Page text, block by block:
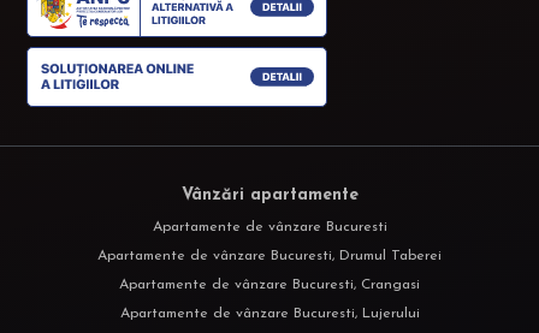
Vânzări apartamente
Apartamente de vânzare Bucuresti
Apartamente de vânzare Bucuresti, Drumul Taberei
Apartamente de vânzare Bucuresti, Crangasi
Apartamente de vânzare Bucuresti, Lujerului